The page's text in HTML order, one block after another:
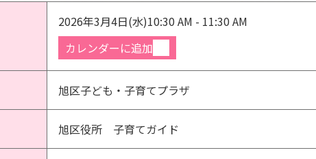
2026年3月4日(水)10:30 AM - 11:30 AM
カレンダーに追加
旭区子ども・子育てプラザ
旭区役所 子育てガイド